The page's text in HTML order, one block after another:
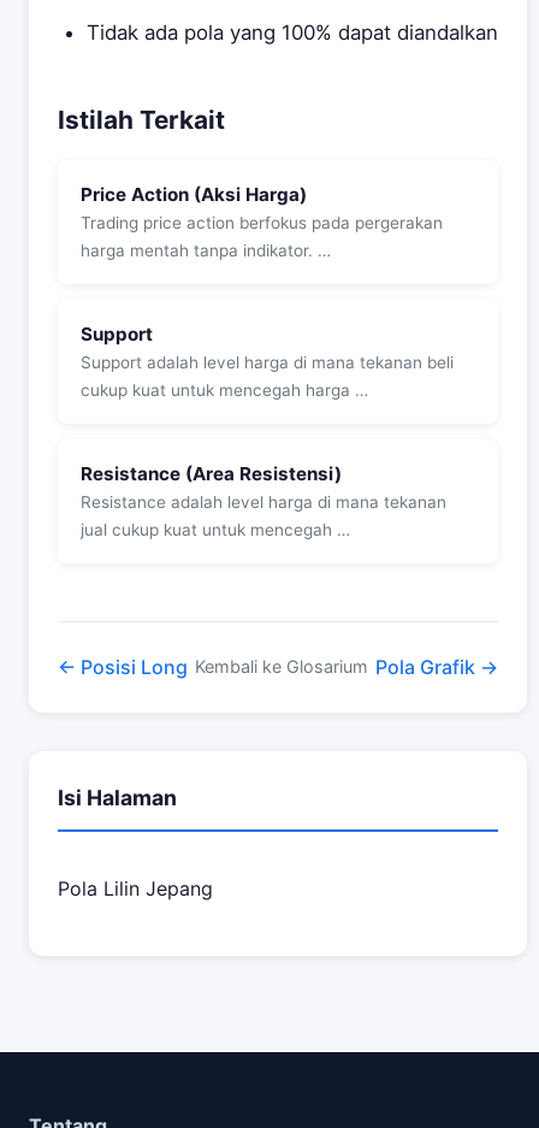
Tidak ada pola yang 100% dapat diandalkan
Istilah Terkait
Price Action (Aksi Harga)
Trading price action berfokus pada pergerakan
harga mentah tanpa indikator. …
Support
Support adalah level harga di mana tekanan beli
cukup kuat untuk mencegah harga …
Resistance (Area Resistensi)
Resistance adalah level harga di mana tekanan
jual cukup kuat untuk mencegah …
← Posisi Long Kembali ke Glosarium Pola Grafik →
Isi Halaman
Pola Lilin Jepang